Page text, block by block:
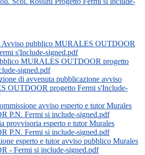
Avviso pubblico MURALES OUTDOOR
s'Include-signed.pdf
MURALES OUTDOOR progetto
signed.pdf
di avvenuta pubblicazione avviso
OUTDOOR progetto Fermi s'Include-
avviso esperto e tutor Murales
P.N. Fermi si include-signed.pdf
provvisoria esperto e tutor Murales
P.N. Fermi si include-signed.pdf
esperto e tutor avviso pubblico Murales
- Fermi si include-signed.pdf